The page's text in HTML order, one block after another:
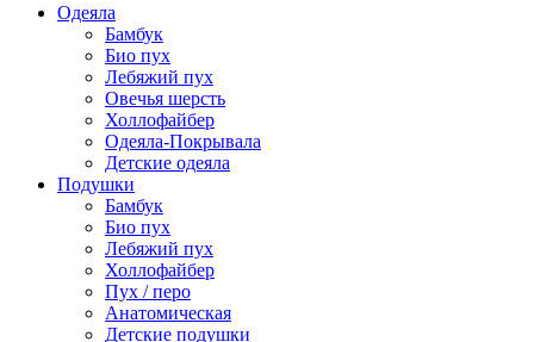
Одеяла
Бамбук
Био пух
Лебяжий пух
Овечья шерсть
Холлофайбер
Одеяла-Покрывала
Детские одеяла
Подушки
Бамбук
Био пух
Лебяжий пух
Холлофайбер
Пух / перо
Анатомическая
Детские подушки